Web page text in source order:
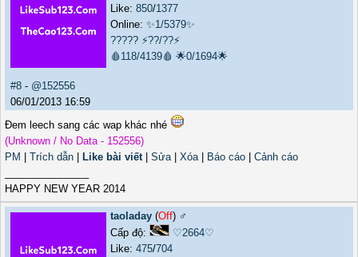
Like: 850/1377
Online: ✨1/5379✨
????? ⚡??/??⚡
🩸118/4139🩸 🌟0/1694🌟
#8 - @152556
06/01/2013 16:59
Ðem leech sang các wap khác nhé
(Unknown / No Data - 152556)
PM
Trích dẫn Like bài viết| Sửa| Xóa| Báo cáo
Cảnh cáo
HAPPY NEW YEAR 2014
taoladay (Off) ♂️
Cấp độ:
♡2664♡
Like: 475/704